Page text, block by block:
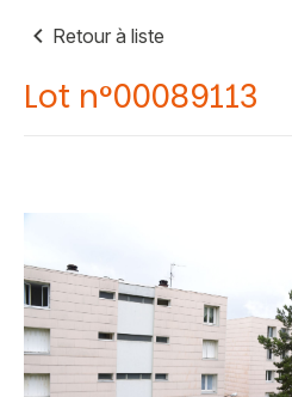
Retour à liste
Lot n°00089113